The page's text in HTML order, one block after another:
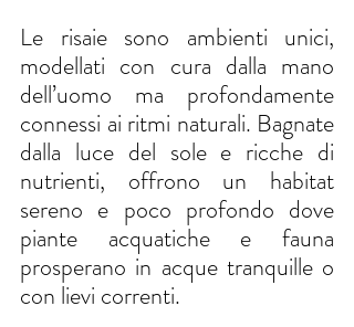
Le risaie sono ambienti unici,
modellati con cura dalla mano
dell’uomo ma profondamente
connessi ai ritmi naturali. Bagnate
dalla luce del sole e ricche di
nutrienti, offrono un habitat
sereno e poco profondo dove
piante acquatiche e fauna
prosperano in acque tranquille o
con lievi correnti.